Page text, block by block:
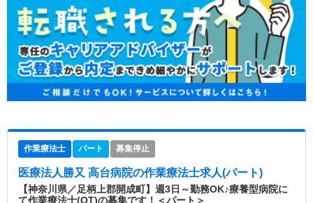
作業療法士 パート 募集停止
医療法人勝又 高台病院の作業療法士求人(パート)
【神奈川県／足柄上郡開成町】週3日～勤務OK♪療養型病院に
て作業療法士(OT)の募集です！＜パート＞